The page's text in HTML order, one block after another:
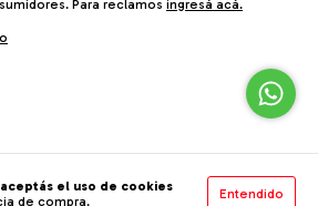
aceptás el uso de cookies
de compra.
Entendido
Para reclamos ingresá acá.